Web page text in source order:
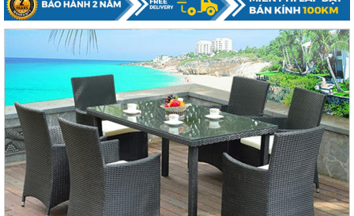
Nội
Thất
Trẻ
Em
Giường
tầng,
bàn
học, tủ
sách
Nội
Thất
Phòng